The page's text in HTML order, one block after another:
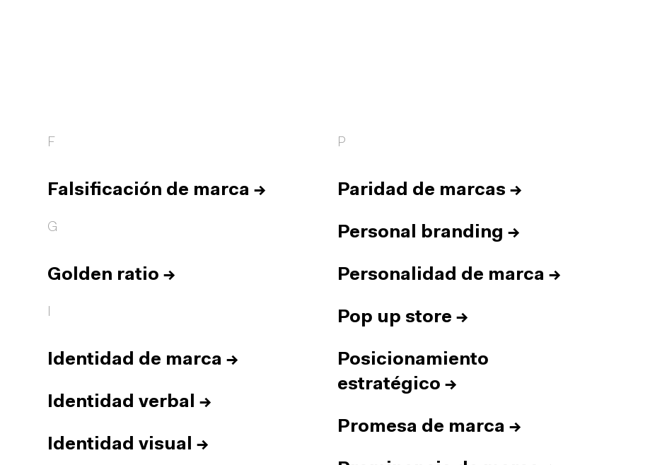
F
Falsificación de marca →
G
Golden ratio →
I
Identidad de marca →
Identidad verbal →
Identidad visual →
P
Paridad de marcas →
Personal branding →
Personalidad de marca →
Pop up store →
Posicionamiento
estratégico →
Promesa de marca →